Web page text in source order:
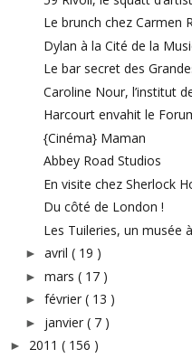
Le brunch chez Carmen
Dylan à la Cité de la
Le bar secret des
Caroline Nour, l’institut
Harcourt envahit le
{Cinéma} Maman
Abbey Road Studios
En visite chez Sherlock
Du côté de London !
Les Tuileries, un musée
► avril ( 19 )
► mars ( 17 )
► février ( 13 )
► janvier ( 7 )
► 2011 ( 156 )